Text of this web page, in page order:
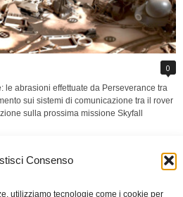
Consenso
utilizziamo tecnologie come i cookie per
0
le abrasioni effettuate da Perseverance tra
sui sistemi di comunicazione tra il rover
sulla prossima missione Skyfall